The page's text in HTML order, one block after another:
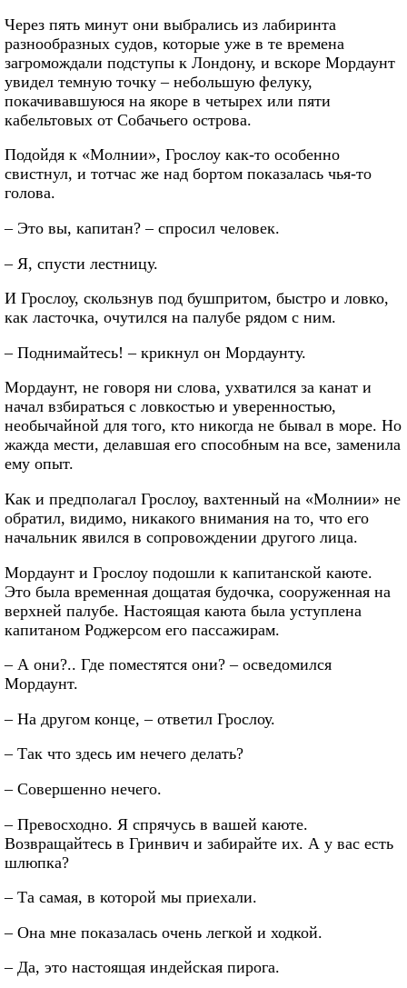
Через пять минут они выбрались из лабиринта
разнообразных судов, которые уже в те времена
загромождали подступы к Лондону, и вскоре Мордаунт
увидел темную точку – небольшую фелуку,
покачивавшуюся на якоре в четырех или пяти
кабельтовых от Собачьего острова.
Подойдя к «Молнии», Грослоу как-то особенно
свистнул, и тотчас же над бортом показалась чья-то
голова.
– Это вы, капитан? – спросил человек.
– Я, спусти лестницу.
И Грослоу, скользнув под бушпритом, быстро и ловко,
как ласточка, очутился на палубе рядом с ним.
– Поднимайтесь! – крикнул он Мордаунту.
Мордаунт, не говоря ни слова, ухватился за канат и
начал взбираться с ловкостью и уверенностью,
необычайной для того, кто никогда не бывал в море. Но
жажда мести, делавшая его способным на все, заменила
ему опыт.
Как и предполагал Грослоу, вахтенный на «Молнии» не
обратил, видимо, никакого внимания на то, что его
начальник явился в сопровождении другого лица.
Мордаунт и Грослоу подошли к капитанской каюте.
Это была временная дощатая будочка, сооруженная на
верхней палубе. Настоящая каюта была уступлена
капитаном Роджерсом его пассажирам.
– А они?.. Где поместятся они? – осведомился
Мордаунт.
– На другом конце, – ответил Грослоу.
– Так что здесь им нечего делать?
– Совершенно нечего.
– Превосходно. Я спрячусь в вашей каюте.
Возвращайтесь в Гринвич и забирайте их. А у вас есть
шлюпка?
– Та самая, в которой мы приехали.
– Она мне показалась очень легкой и ходкой.
– Да, это настоящая индейская пирога.